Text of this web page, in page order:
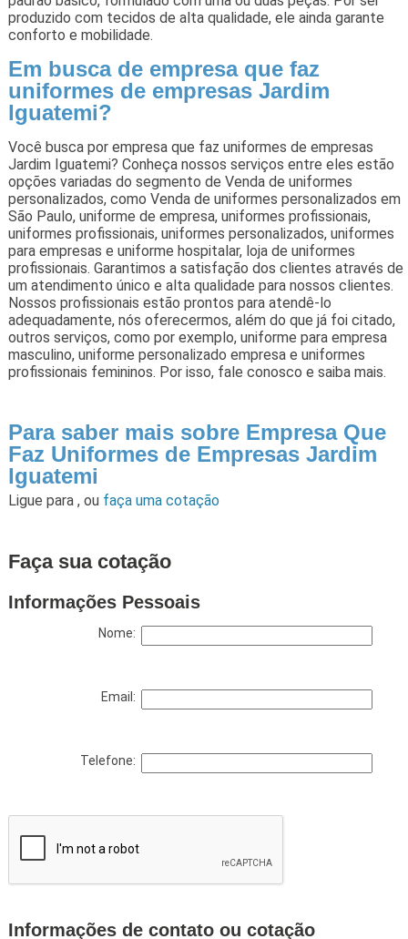
produzido com tecidos de alta qualidade, ele ainda garante
conforto e mobilidade.
Em busca de empresa que faz
uniformes de empresas Jardim
Iguatemi?
Você busca por empresa que faz uniformes de empresas
Jardim Iguatemi? Conheça nossos serviços entre eles estão
opções variadas do segmento de Venda de uniformes
personalizados, como Venda de uniformes personalizados em
São Paulo, uniforme de empresa, uniformes profissionais,
uniformes profissionais, uniformes personalizados, uniformes
para empresas e uniforme hospitalar, loja de uniformes
profissionais. Garantimos a satisfação dos clientes através de
um atendimento único e alta qualidade para nossos clientes.
Nossos profissionais estão prontos para atendê-lo
adequadamente, nós oferecermos, além do que já foi citado,
outros serviços, como por exemplo, uniforme para empresa
masculino, uniforme personalizado empresa e uniformes
profissionais femininos. Por isso, fale conosco e saiba mais.
Para saber mais sobre Empresa Que
Faz Uniformes de Empresas Jardim
Iguatemi
Ligue para , ou faça uma cotação
Faça sua cotação
Informações Pessoais
Nome:
Email:
Telefone:
Informações de contato ou cotação